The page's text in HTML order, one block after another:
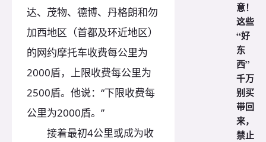
达、茂物、德博、丹格朗和勿
加西地区（首都及环近地区）
的网约摩托车收费每公里为
2000盾，上限收费每公里为
2500盾。他说：“下限收费每
公里为2000盾。”
接着最初4公里或成为收
意！
这些
“好
东
西”
千万
别买
带回
来，
禁止